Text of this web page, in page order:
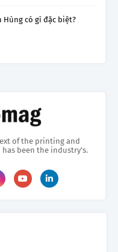
có gì đặc biệt?
of the printing and
been the industry's.